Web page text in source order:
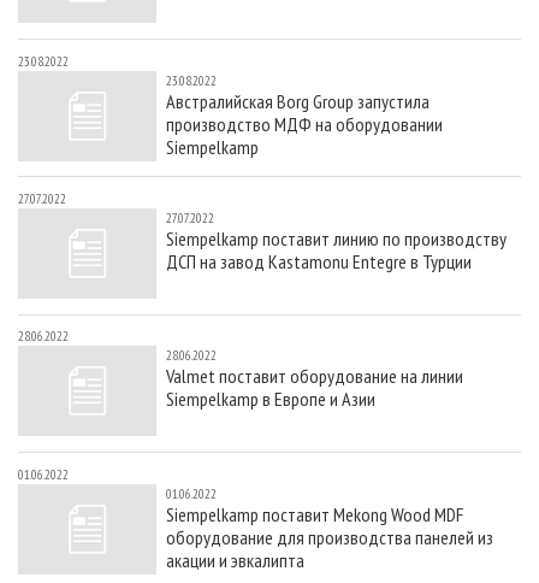
23.08.2022
23.08.2022
Австралийская Borg Group запустила
производство МДФ на оборудовании
Siempelkamp
27.07.2022
27.07.2022
Siempelkamp поставит линию по производству
ДСП на завод Kastamonu Entegre в Турции
28.06.2022
28.06.2022
Valmet поставит оборудование на линии
Siempelkamp в Европе и Азии
01.06.2022
01.06.2022
Siempelkamp поставит Mekong Wood MDF
оборудование для производства панелей из
акации и эвкалипта